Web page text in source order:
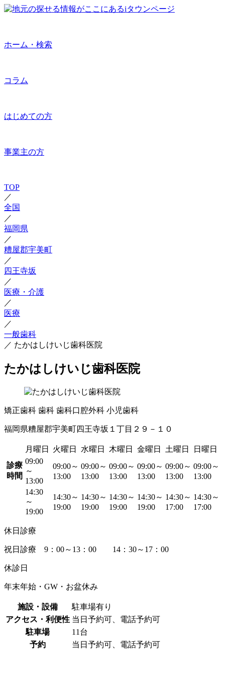
ホーム・検索
コラム
はじめての方
事業主の方
TOP
／
全国
／
福岡県
／
糟屋郡宇美町
／
四王寺坂
／
医療・介護
／
医療
／
一般歯科
／ たかはしけいじ歯科医院
たかはしけいじ歯科医院
矯正歯科 歯科 歯科口腔外科 小児歯科
福岡県糟屋郡宇美町四王寺坂１丁目２９－１０
月曜日 火曜日 水曜日 木曜日 金曜日 土曜日
日曜日
診療
時間
09:00
～
13:00
09:00～
13:00
09:00～
13:00
09:00～
13:00
09:00～
13:00
09:00～
13:00
09:00～
13:00
14:30
～
19:00
14:30～
19:00
14:30～
19:00
14:30～
19:00
14:30～
19:00
14:30～
17:00
14:30～
17:00
休日診療
祝日診療 9：00～13：00 14：30～17：00
休診日
年末年始・GW・お盆休み
施設・設備
駐車場有り
アクセス・利便性 当日予約可、電話予約可
駐車場
11台
予約
当日予約可、電話予約可